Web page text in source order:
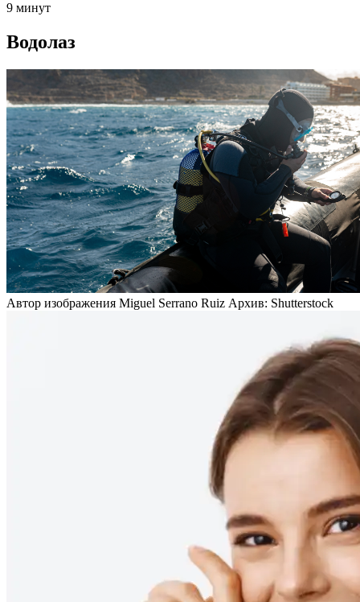
9 минут
Водолаз
Автор изображения Miguel Serrano Ruiz Архив: Shutterstock